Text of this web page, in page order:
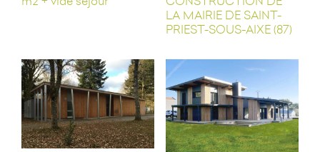
LA MAIRIE DE SAINT-
PRIEST-SOUS-AIXE (87)